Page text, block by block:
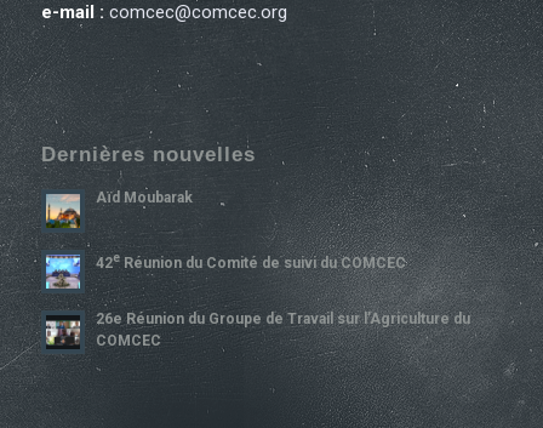
e-mail : comcec@comcec.org
Dernières nouvelles
Aïd Moubarak
42ERéunion du Comité de suivi du COMCEC
26e Réunion du Groupe de Travail sur l’Agriculture du
COMCEC